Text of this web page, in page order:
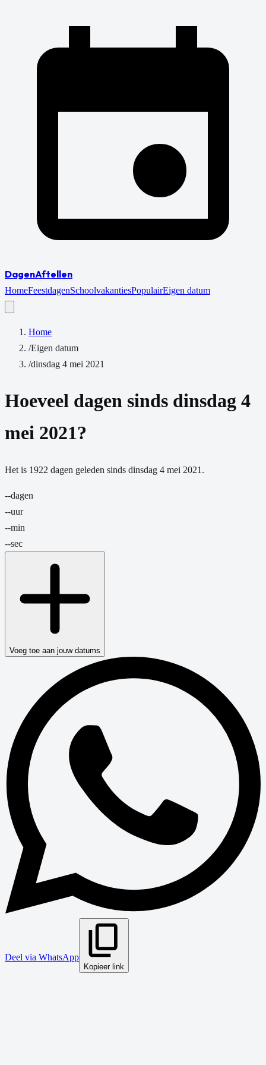
DagenAftellen
HomeFeestdagenSchoolvakantiesPopulairEigen datum
Home
/Eigen datum
/dinsdag 4 mei 2021
Hoeveel dagen sinds dinsdag 4
mei 2021?
Het is 1922 dagen geleden sinds dinsdag 4 mei 2021 .
--dagen
--uur
--min
--sec
Voeg toe aan jouw datums
Deel via WhatsApp
Kopieer link